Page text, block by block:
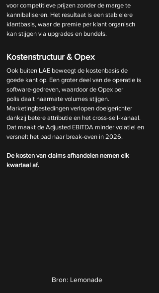
voor competitieve prijzen zonder de marge te
kannibaliseren. Het resultaat is een stabielere
klantbasis, waar de premie per klant organisch
kan stijgen via upgrades en bundels.
Kostenstructuur & Opex
Ook buiten LAE beweegt de kostenbasis de
goede kant op. Een groter deel van de operatie is
software-gedreven, waardoor de Opex per
polis daalt naarmate volumes stijgen.
Marketingbestedingen verlopen doelgerichter
dankzij betere attributie en het cross-sell-kanaal.
Dat maakt de Adjusted EBITDA minder volatiel en
versnelt het pad naar break-even in 2026.
De kosten van claims afhandelen nemen elk
kwartaal af.
Bron: Lemonade